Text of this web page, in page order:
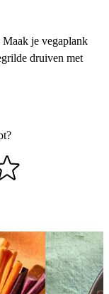
Maak je vegaplank
druiven met